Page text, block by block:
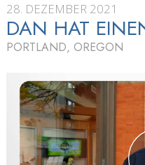
28. DEZEMBER 2021
DAN HAT
PORTLAND, OREGON